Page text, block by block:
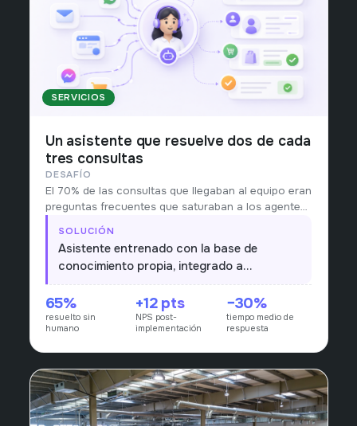
SERVICIOS
Un asistente que resuelve dos de cada
tres consultas
DESAFÍO
El 70% de las consultas que llegaban al equipo eran
preguntas frecuentes que saturaban a los agentes
SOLUCIÓN
Asistente entrenado con la base de
conocimiento propia, integrado a
WhatsApp y al portal de clientes, con
escalamiento automático.
65%
resuelto sin
humano
+12 pts
NPS post-
implementación
−30%
tiempo medio de
respuesta